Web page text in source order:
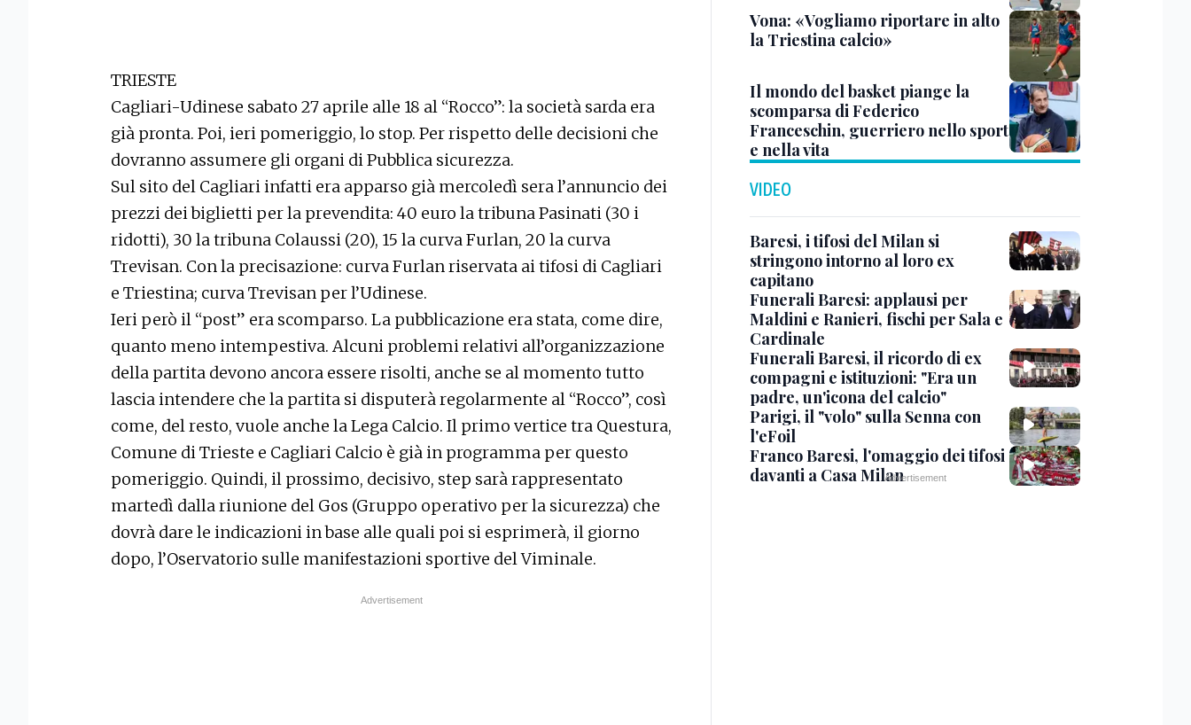
TRIESTE
Cagliari-Udinese sabato 27 aprile alle 18 al “Rocco”: la società sarda era
già pronta. Poi, ieri pomeriggio, lo stop. Per rispetto delle decisioni che
dovranno assumere gli organi di Pubblica sicurezza.
Sul sito del Cagliari infatti era apparso già mercoledì sera l’annuncio dei
prezzi dei biglietti per la prevendita: 40 euro la tribuna Pasinati (30 i
ridotti), 30 la tribuna Colaussi (20), 15 la curva Furlan, 20 la curva
Trevisan. Con la precisazione: curva Furlan riservata ai tifosi di Cagliari
e Triestina; curva Trevisan per l’Udinese.
Ieri però il “post” era scomparso. La pubblicazione era stata, come dire,
quanto meno intempestiva. Alcuni problemi relativi all’organizzazione
della partita devono ancora essere risolti, anche se al momento tutto
lascia intendere che la partita si disputerà regolarmente al “Rocco”, così
come, del resto, vuole anche la Lega Calcio. Il primo vertice tra Questura,
Comune di Trieste e Cagliari Calcio è già in programma per questo
pomeriggio. Quindi, il prossimo, decisivo, step sarà rappresentato
martedì dalla riunione del Gos (Gruppo operativo per la sicurezza) che
dovrà dare le indicazioni in base alle quali poi si esprimerà, il giorno
dopo, l’Oservatorio sulle manifestazioni sportive del Viminale.
Vona: «Vogliamo riportare in alto
la Triestina calcio»
Il mondo del basket piange la
scomparsa di Federico
Franceschin, guerriero nello sport
e nella vita
VIDEO
Baresi, i tifosi del Milan si
stringono intorno al loro ex
capitano
Funerali Baresi: applausi per
Maldini e Ranieri, fischi per Sala e
Cardinale
Funerali Baresi, il ricordo di ex
compagni e istituzioni: "Era un
padre, un'icona del calcio"
Parigi, il "volo" sulla Senna con
l'eFoil
Franco Baresi, l'omaggio dei tifosi
davanti a Casa Milan